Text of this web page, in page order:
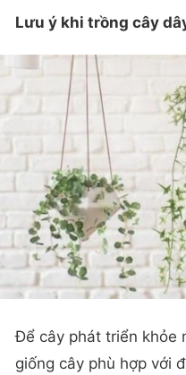
Lưu ý khi trồng cây
Để cây phát triển khỏe
giống cây phù hợp với